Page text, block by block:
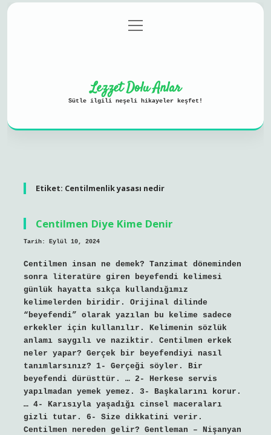
Gizlilik Politikası
menüyü
aç
Lezzet Dolu Anlar
Sütle ilgili neşeli hikayeler keşfet!
Etiket: Centilmenlik yasası nedir
Centilmen Diye Kime Denir
Tarih: Eylül 10, 2024
Centilmen insan ne demek? Tanzimat döneminden
sonra literatüre giren beyefendi kelimesi
günlük hayatta sıkça kullandığımız
kelimelerden biridir. Orijinal dilinde
“beyefendi” olarak yazılan bu kelime sadece
erkekler için kullanılır. Kelimenin sözlük
anlamı saygılı ve naziktir. Centilmen erkek
neler yapar? Gerçek bir beyefendiyi nasıl
tanımlarsınız? 1- Gerçeği söyler. Bir
beyefendi dürüsttür. … 2- Herkese servis
yapılmadan yemek yemez. 3- Başkalarını korur.
… 4- Karısıyla yaşadığı cinsel maceraları
gizli tutar. 6- Size dikkatini verir.
Centilmen nereden gelir? Gentleman – Nişanyan